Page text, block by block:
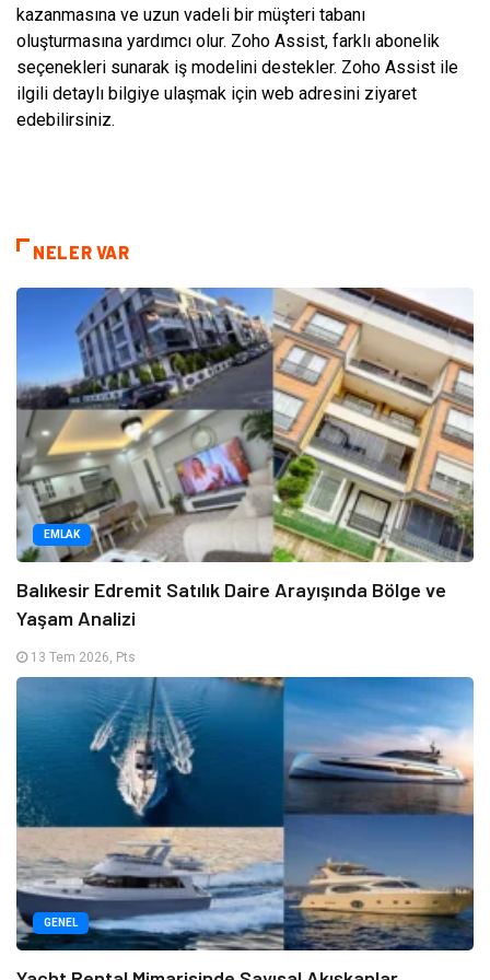
kazanmasına ve uzun vadeli bir müşteri tabanı
oluşturmasına yardımcı olur. Zoho Assist, farklı abonelik
seçenekleri sunarak iş modelini destekler. Zoho Assist ile
ilgili detaylı bilgiye ulaşmak için web adresini ziyaret
edebilirsiniz.
NELER VAR
EMLAK
Balıkesir Edremit Satılık Daire Arayışında Bölge ve
Yaşam Analizi
13 Tem 2026, Pts
GENEL